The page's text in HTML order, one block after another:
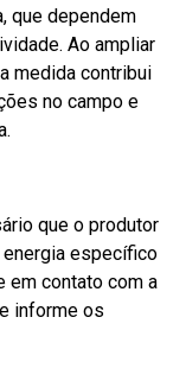
que dependem
Ao ampliar
medida contribui
no campo e
que o produtor
específico
em contato com a
informe os